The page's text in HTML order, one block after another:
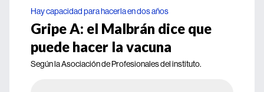
Hay capacidad para hacerla en dos años
Gripe A: el Malbrán dice que
puede hacer la vacuna
Según la Asociación de Profesionales del instituto.